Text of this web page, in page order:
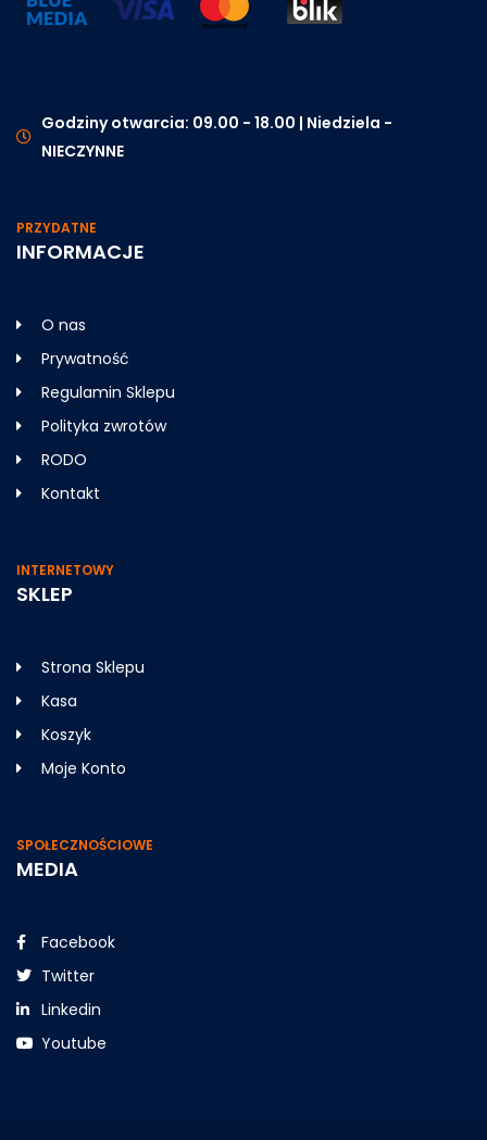
Godziny otwarcia: 09.00 - 18.00 | Niedziela -
NIECZYNNE
PRZYDATNE
INFORMACJE
O nas
Prywatność
Regulamin Sklepu
Polityka zwrotów
RODO
Kontakt
INTERNETOWY
SKLEP
Strona Sklepu
Kasa
Koszyk
Moje Konto
SPOŁECZNOŚCIOWE
MEDIA
Facebook
Twitter
Linkedin
Youtube